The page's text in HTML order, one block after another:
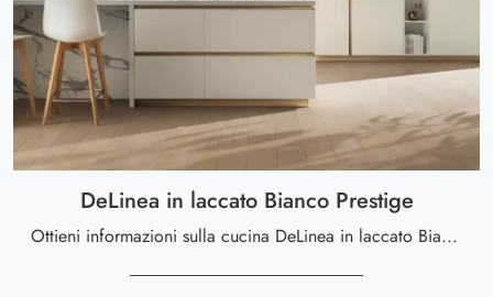
DeLinea in laccato Bianco Prestige
Ottieni informazioni sulla cucina DeLinea in laccato Bianco Prestige di Scavolini: questa soluzione in laccato opaco sarà la scelta ideale per te!